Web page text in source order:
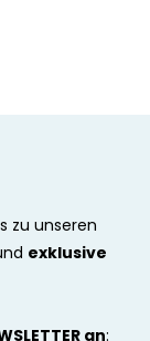
zu unseren
exklusive
an: